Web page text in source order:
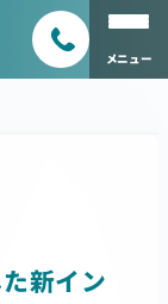
メニュー
新イン